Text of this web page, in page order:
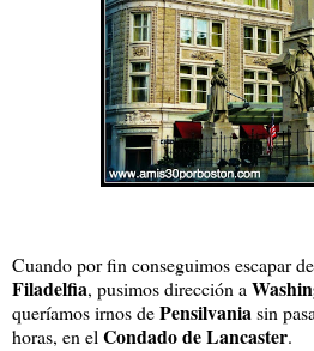
Cuando por fin conseguimos escapar
Filadelfia, pusimos dirección a
queríamos irnos dePensilvaniasin
horas, en elCondado de Lancaster.